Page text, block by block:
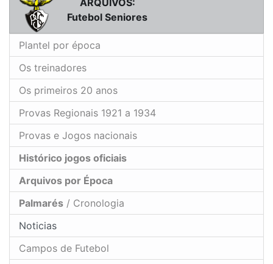
Futebol Seniores
Plantel por época
Os treinadores
Os primeiros 20 anos
Provas Regionais 1921 a 1934
Provas e Jogos nacionais
Histórico jogos oficiais
Arquivos por Época
Palmarés / Cronologia
Noticias
Campos de Futebol